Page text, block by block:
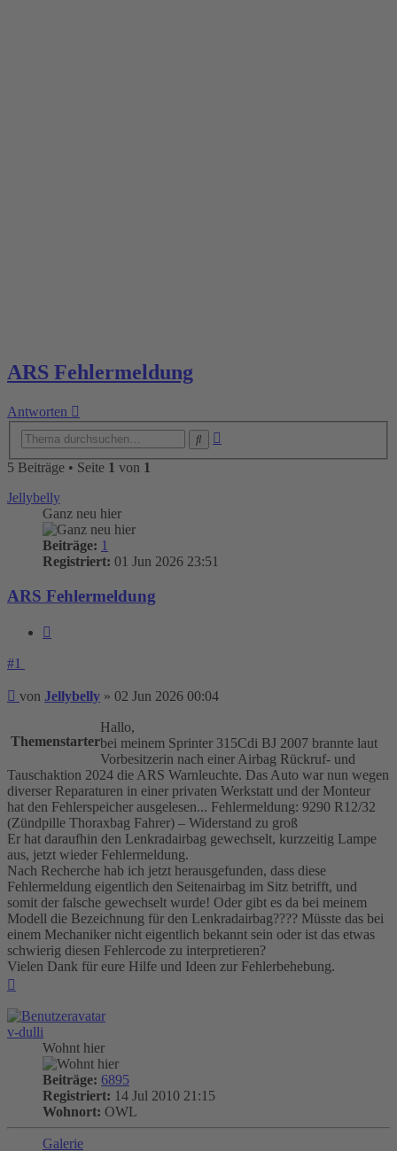
ARS Fehlermeldung
Antworten
5 Beiträge • Seite 1 von 1
Jellybelly
Ganz neu hier
Beiträge: 1
Registriert: 01 Jun 2026 23:51
ARS Fehlermeldung
#1
Beitrag
von Jellybelly » 02 Jun 2026 00:04
Themenstarter
Hallo,
bei meinem Sprinter 315Cdi BJ 2007 brannte laut
Vorbesitzerin nach einer Airbag Rückruf- und
Tauschaktion 2024 die ARS Warnleuchte. Das Auto war nun wegen
diverser Reparaturen in einer privaten Werkstatt und der Monteur
hat den Fehlerspeicher ausgelesen... Fehlermeldung: 9290 R12/32
(Zündpille Thoraxbag Fahrer) – Widerstand zu groß
Er hat daraufhin den Lenkradairbag gewechselt, kurzzeitig Lampe
aus, jetzt wieder Fehlermeldung.
Nach Recherche hab ich jetzt herausgefunden, dass diese
Fehlermeldung eigentlich den Seitenairbag im Sitz betrifft, und
somit der falsche gewechselt wurde! Oder gibt es da bei meinem
Modell die Bezeichnung für den Lenkradairbag???? Müsste das bei
einem Mechaniker nicht eigentlich bekannt sein oder ist das etwas
schwierig diesen Fehlercode zu interpretieren?
Vielen Dank für eure Hilfe und Ideen zur Fehlerbehebung.
v-dulli
Wohnt hier
Beiträge: 6895
Registriert: 14 Jul 2010 21:15
Wohnort: OWL
Galerie